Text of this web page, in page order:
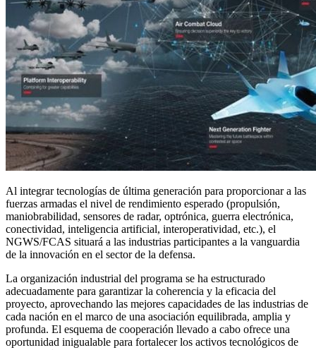
Al integrar tecnologías de última generación para proporcionar a las
fuerzas armadas el nivel de rendimiento esperado (propulsión,
maniobrabilidad, sensores de radar, optrónica, guerra electrónica,
conectividad, inteligencia artificial, interoperatividad, etc.), el
NGWS/FCAS situará a las industrias participantes a la vanguardia
de la innovación en el sector de la defensa.
La organización industrial del programa se ha estructurado
adecuadamente para garantizar la coherencia y la eficacia del
proyecto, aprovechando las mejores capacidades de las industrias de
cada nación en el marco de una asociación equilibrada, amplia y
profunda. El esquema de cooperación llevado a cabo ofrece una
oportunidad inigualable para fortalecer los activos tecnológicos de